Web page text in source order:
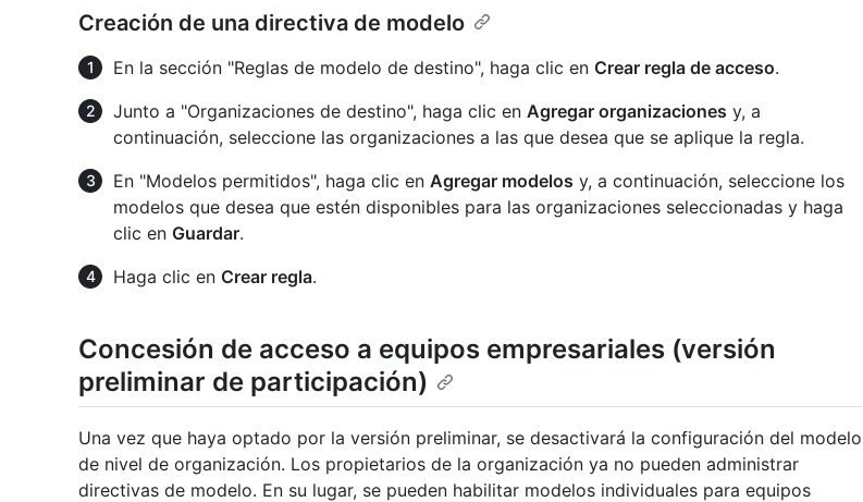
Creación de una directiva de modelo
En la sección "Reglas de modelo de destino", haga clic en Crear regla de acceso.
Junto a "Organizaciones de destino", haga clic en Agregar organizaciones y, a
continuación, seleccione las organizaciones a las que desea que se aplique la regla.
En "Modelos permitidos", haga clic en Agregar modelos y, a continuación, seleccione los
modelos que desea que estén disponibles para las organizaciones seleccionadas y haga
clic en Guardar.
Haga clic en Crear regla.
Concesión de acceso a equipos empresariales (versión
preliminar de participación)
Una vez que haya optado por la versión preliminar, se desactivará la configuración del modelo
de nivel de organización. Los propietarios de la organización ya no pueden administrar
directivas de modelo. En su lugar, se pueden habilitar modelos individuales para equipos